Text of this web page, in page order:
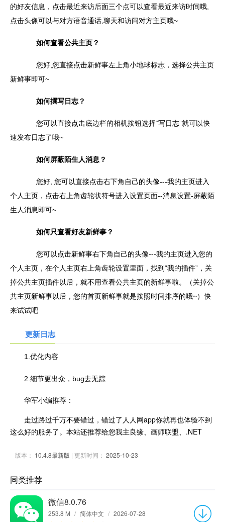
的好友信息，点击最近来访后面三个点可以查看最近来访时间哦,
点击头像可以与对方语音通话,聊天和访问对方主页哦~
如何查看公共主页？
您好,您直接点击新鲜事左上角小地球标志，选择公共主页
新鲜事即可~
如何撰写日志？
您可以直接点击底边栏的相机按钮选择“写日志”就可以快
速发布日志了哦~
如何屏蔽陌生人消息？
您好, 您可以直接点击右下角自己的头像---我的主页进入
个人主页，点击右上角齿轮状符号进入设置页面--消息设置-屏蔽陌
生人消息即可~
如何只查看好友新鲜事？
您可以点击新鲜事右下角自己的头像---我的主页进入您的
个人主页，在个人主页右上角齿轮设置里面，找到“我的插件”，关
掉公共主页插件以后，就不用查看公共主页的新鲜事啦。（关掉公
共主页新鲜事以后，您的首页新鲜事就是按照时间排序的哦~）快
来试试吧
更新日志
1.优化内容
2.细节更出众，bug去无踪
华军小编推荐：
走过路过千万不要错过，错过了人人网app你就再也体验不到
这么好的服务了。本站还推荐给您我主良缘、画师联盟、.NET
版本： 10.4.8最新版 | 更新时间： 2025-10-23
同类推荐
微信8.0.76
253.8 M / 简体中文 / 2026-07-28